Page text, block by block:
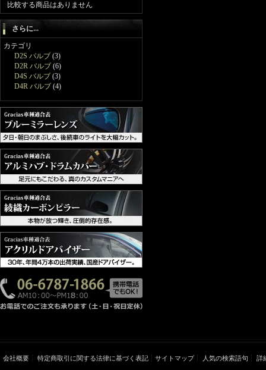
比較する商品はありません
さらに...
カテゴリ
D2S バルブ (3)
D2R バルブ (6)
D4S バルブ (3)
D4R バルブ (4)
会社概要 特定商取引に関する法律に基づく表記 サイトマップ 人気の検索語句 詳